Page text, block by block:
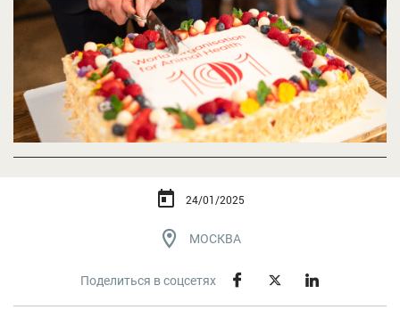
24/01/2025
МОСКВА
Поделиться в соцсетях